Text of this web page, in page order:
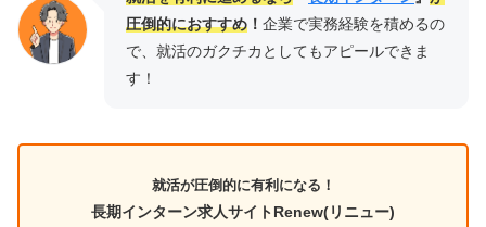
圧倒的におすすめ ！ 企業で実務経験を積めるの
で、就活のガクチカとしてもアピールできま
す！
就活が圧倒的に有利になる！
長期インターン求人サイトRenew(リニュー)